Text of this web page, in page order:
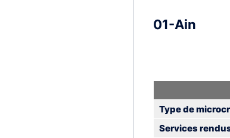
11. Occitanie
12. Pays de
01-Ain
Type de
Services